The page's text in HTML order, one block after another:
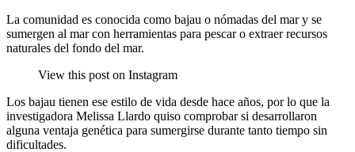
La comunidad es conocida como bajau o nómadas del mar y se
sumergen al mar con herramientas para pescar o extraer recursos
naturales del fondo del mar.
View this post on Instagram
Los bajau tienen ese estilo de vida desde hace años, por lo que la
investigadora Melissa Llardo quiso comprobar si desarrollaron
alguna ventaja genética para sumergirse durante tanto tiempo sin
dificultades.